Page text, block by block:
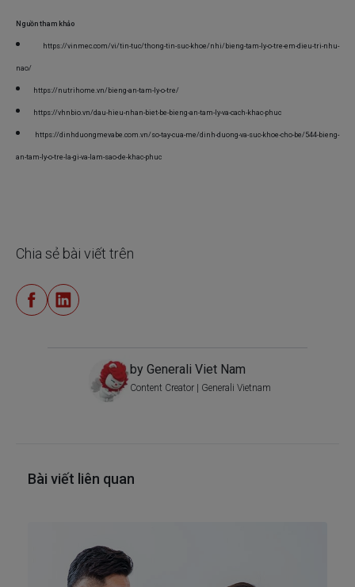
Nguồn tham khảo
https://vinmec.com/vi/tin-tuc/thong-tin-suc-khoe/nhi/bieng-tam-ly-o-tre-em-dieu-tri-nhu-
nao/
https://nutrihome.vn/bieng-an-tam-ly-o-tre/
https://vhnbio.vn/dau-hieu-nhan-biet-be-bieng-an-tam-ly-va-cach-khac-phuc
https://dinhduongmevabe.com.vn/so-tay-cua-me/dinh-duong-va-suc-khoe-cho-be/544-bieng-
an-tam-ly-o-tre-la-gi-va-lam-sao-de-khac-phuc
Chia sẻ bài viết trên
by Generali Viet Nam
Content Creator | Generali Vietnam
Bài viết liên quan